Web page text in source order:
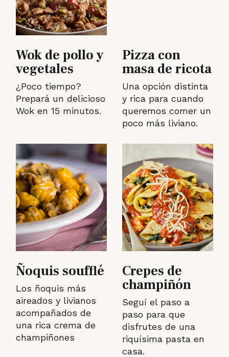
Wok de pollo y
vegetales
¿Poco tiempo?
Prepará un delicioso
Wok en 15 minutos.
Pizza con
masa de ricota
Una opción distinta
y rica para cuando
queremos comer un
poco más liviano.
Ñoquis soufflé
Los ñoquis más
aireados y livianos
acompañados de
una rica crema de
champiñones
Crepes de
champiñón
Seguí el paso a
paso para que
disfrutes de una
riquísima pasta en
casa.